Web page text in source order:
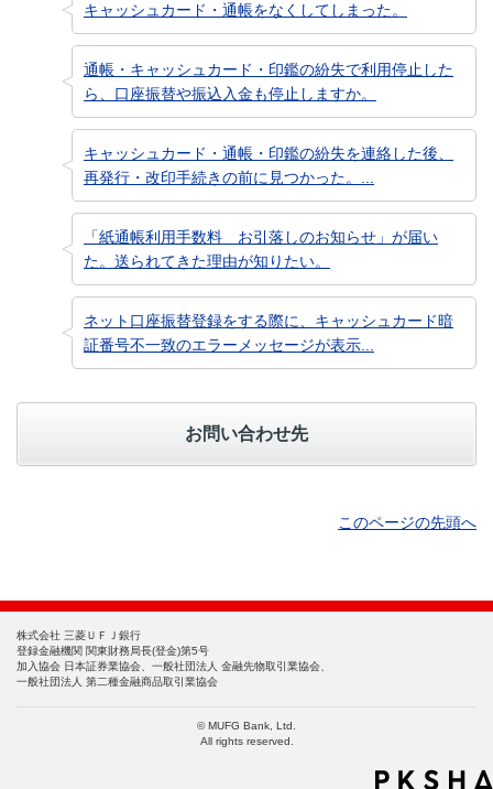
キャッシュカード・通帳をなくしてしまった。
通帳・キャッシュカード・印鑑の紛失で利用停止した
ら、口座振替や振込入金も停止しますか。
キャッシュカード・通帳・印鑑の紛失を連絡した後、
再発行・改印手続きの前に見つかった。...
「紙通帳利用手数料 お引落しのお知らせ」が届い
た。送られてきた理由が知りたい。
ネット口座振替登録をする際に、キャッシュカード暗
証番号不一致のエラーメッセージが表示...
お問い合わせ先
このページの先頭へ
株式会社 三菱ＵＦＪ銀行
登録金融機関 関東財務局長(登金)第5号
加入協会 日本証券業協会、一般社団法人 金融先物取引業協会、
一般社団法人 第二種金融商品取引業協会
© MUFG Bank, Ltd.
All rights reserved.